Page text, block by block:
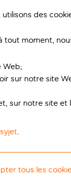
des
moment,
Web;
sur notre site
sur notre site et
.
tous les